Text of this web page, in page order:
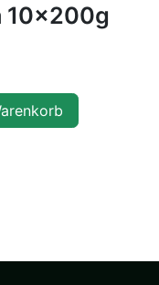
10x200g